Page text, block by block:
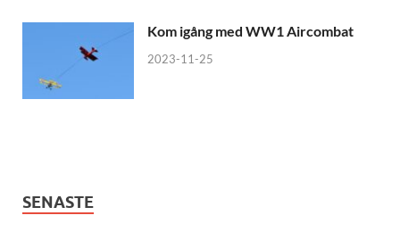
Kom igång med WW1 Aircombat
2023-11-25
SENASTE